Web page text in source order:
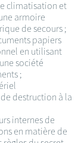
climatisation et
armoire
de secours ;
papiers
en utilisant
société
;
destruction à la
internes de
en matière de